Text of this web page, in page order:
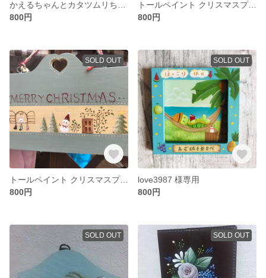
800円
トールペイント クリスマスプレート
800円
SOLD OUT
トールペイント クリスマスプレート
800円
SOLD OUT
love3987 様専用
800円
SOLD OUT SOLD OUT